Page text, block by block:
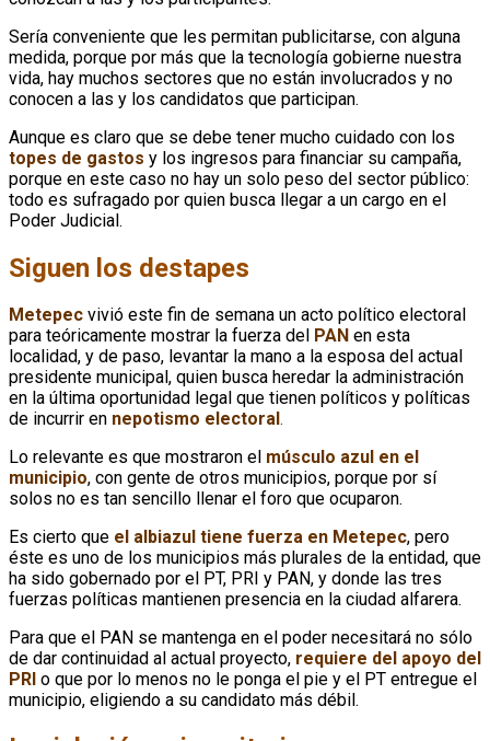
Sería conveniente que les permitan publicitarse, con alguna
medida, porque por más que la tecnología gobierne nuestra
vida, hay muchos sectores que no están involucrados y no
conocen a las y los candidatos que participan.
Aunque es claro que se debe tener mucho cuidado con los
topes de gastos y los ingresos para financiar su campaña,
porque en este caso no hay un solo peso del sector público:
todo es sufragado por quien busca llegar a un cargo en el
Poder Judicial.
Siguen los destapes
Metepec vivió este fin de semana un acto político electoral
para teóricamente mostrar la fuerza del PAN en esta
localidad, y de paso, levantar la mano a la esposa del actual
presidente municipal, quien busca heredar la administración
en la última oportunidad legal que tienen políticos y políticas
de incurrir en nepotismo electoral .
Lo relevante es que mostraron el músculo azul en el
municipio, con gente de otros municipios, porque por sí
solos no es tan sencillo llenar el foro que ocuparon.
Es cierto que el albiazul tiene fuerza en Metepec, pero
éste es uno de los municipios más plurales de la entidad, que
ha sido gobernado por el PT, PRI y PAN, y donde las tres
fuerzas políticas mantienen presencia en la ciudad alfarera.
Para que el PAN se mantenga en el poder necesitará no sólo
de dar continuidad al actual proyecto, requiere del apoyo del
PRI o que por lo menos no le ponga el pie y el PT entregue el
municipio, eligiendo a su candidato más débil.